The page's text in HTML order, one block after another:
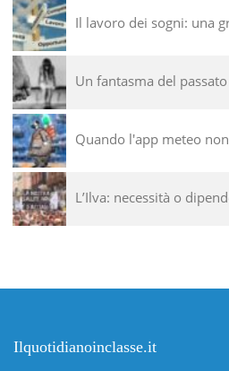
Il lavoro dei sogni: una
Un fantasma del
Quando l'app meteo
L’Ilva: necessità o
Ilquotidianoinclasse.it